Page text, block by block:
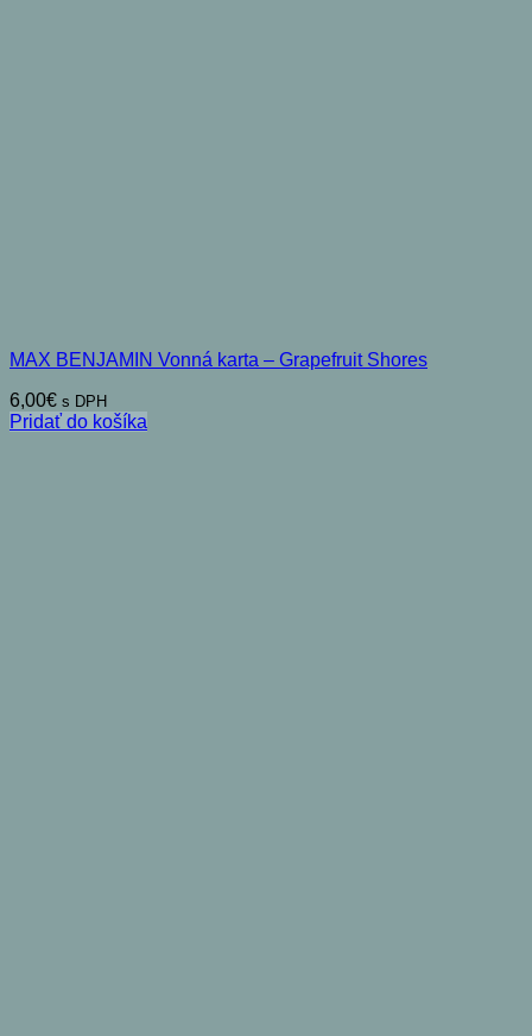
MAX BENJAMIN Vonná karta – Grapefruit Shores
6,00€ s DPH
Pridať do košíka